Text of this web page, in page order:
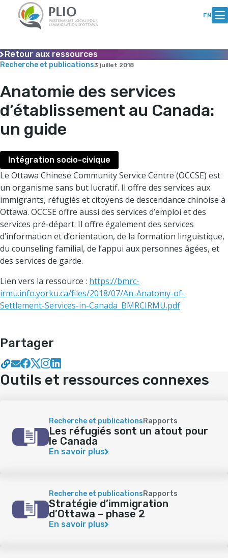
Content
contenu
EN
Retour aux ressources
Recherche et publications3 juillet 2018
Anatomie des services
d’établissement au Canada:
un guide
Intégration socio-civique
Le Ottawa Chinese Community Service Centre (OCCSE) est
un organisme sans but lucratif. Il offre des services aux
immigrants, réfugiés et citoyens de descendance chinoise à
Ottawa. OCCSE offre aussi des services d’emploi et des
services pré-départ. Il offre également des services
d’information et d’orientation, de la formation linguistique,
du counseling familial, de l’appui aux personnes âgées, et
des services de garde.
Lien vers la ressource : https://bmrc-
irmu.info.yorku.ca/files/2018/07/An-Anatomy-of-
Settlement-Services-in-Canada_BMRCIRMU.pdf
Partager
Outils et ressources connexes
Recherche et publications Rapports
Les réfugiés sont un atout pour
le Canada
En savoir plus
Recherche et publications Rapports
Stratégie d’immigration
d’Ottawa – phase 2
En savoir plus